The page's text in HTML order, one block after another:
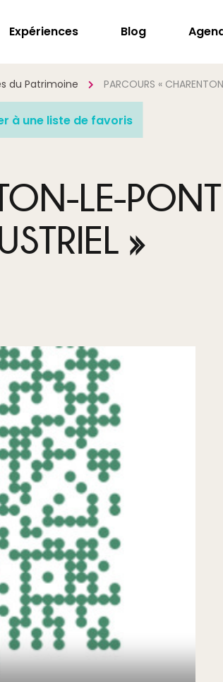
Expériences Blog
du Patrimoine PARCOURS «
à une liste de favoris
LE-
»